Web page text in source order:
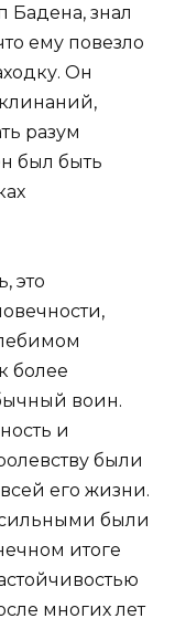
Бадена, знал
ему повезло
Он
разум
был быть
это
более
воин.
и
были
его жизни.
сильными были
итоге
многих лет